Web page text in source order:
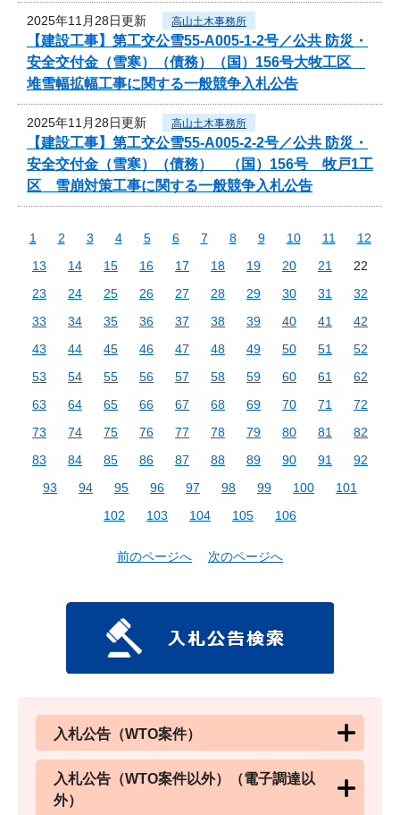
2025年11月28日更新 高山土木事務所
【建設工事】第工交公雪55-A005-1-2号／公共 防災・
安全交付金（雪寒）（債務）（国）156号大牧工区
堆雪幅拡幅工事に関する一般競争入札公告
2025年11月28日更新 高山土木事務所
【建設工事】第工交公雪55-A005-2-2号／公共 防災・
安全交付金（雪寒）（債務） （国）156号 牧戸1工
区 雪崩対策工事に関する一般競争入札公告
1 2 3 4 5 6 7 8 9 10 11
12
13
14 15 16 17 18 19 20 21
22
23
24 25 26 27 28 29 30 31
32
33
34 35 36 37 38 39 40 41
42
43
44 45 46 47 48 49 50 51
52
53
54 55 56 57 58 59 60 61
62
63
64 65 66 67 68 69 70 71
72
73
74 75 76 77 78 79 80 81
82
83
84 85 86 87 88 89 90 91
92
93
94 95 96 97 98 99 100
101
102
103 104 105 106
前のページへ 次のページへ
入札公告（WTO案件）
入札公告（WTO案件以外）（電子調達以
外）